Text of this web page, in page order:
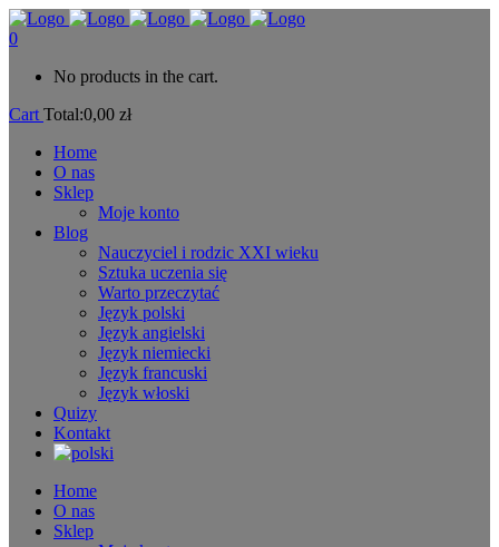
0
No products in the cart.
Cart Total:0,00 zł
Home
O nas
Sklep
Moje konto
Blog
Nauczyciel i rodzic XXI wieku
Sztuka uczenia się
Warto przeczytać
Język polski
Język angielski
Język niemiecki
Język francuski
Język włoski
Quizy
Kontakt
Home
O nas
Sklep